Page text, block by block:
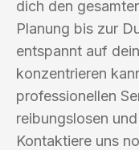
dich den
Planung bis zur
entspannt auf
konzentrieren
professionellen
reibungslosen
Kontaktiere uns